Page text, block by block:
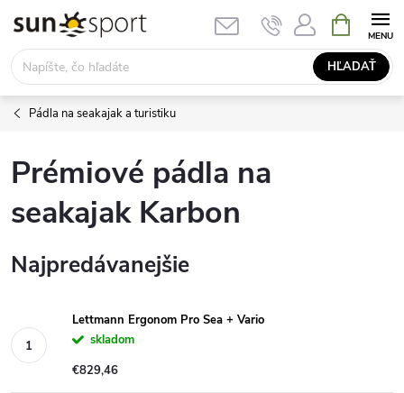
obsah
HĽADAŤ
KOŠÍK
Pádla na seakajak a turistiku
Prémiové pádla na
seakajak Karbon
Najpredávanejšie
Lettmann Ergonom Pro Sea + Vario
skladom
€829,46